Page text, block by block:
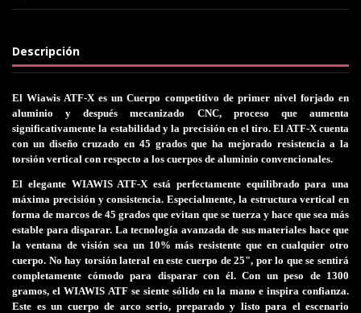
Descripción
El Wiawis ATF-X es un Cuerpo competitivo de primer nivel forjado en
aluminio y después mecanizado CNC, proceso que aumenta
significativamente la estabilidad y la precisión en el tiro. El ATF-X cuenta
con un diseño cruzado en 45 grados que ha mejorado resistencia a la
torsión vertical con respecto a los cuerpos de aluminio convencionales.
El elegante WIAWIS ATF-X está perfectamente equilibrado para una
máxima precisión y consistencia. Especialmente, la estructura vertical en
forma de marcos de 45 grados que evitan que se tuerza y hace que sea más
estable para disparar. La tecnología avanzada de sus materiales hace que
la ventana de visión sea un 10% más resistente que en cualquier otro
cuerpo. No hay torsión lateral en este cuerpo de 25", por lo que se sentirá
completamente cómodo para disparar con él. Con un peso de 1300
gramos, el WIAWIS ATF se siente sólido en la mano e inspira confianza.
Este es un cuerpo de arco serio, preparado y listo para el escenario